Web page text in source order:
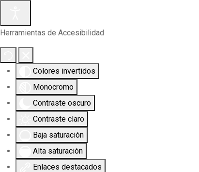
Herramientas de Accesibilidad
Colores invertidos
Monocromo
Contraste oscuro
Contraste claro
Baja saturación
Alta saturación
Enlaces destacados